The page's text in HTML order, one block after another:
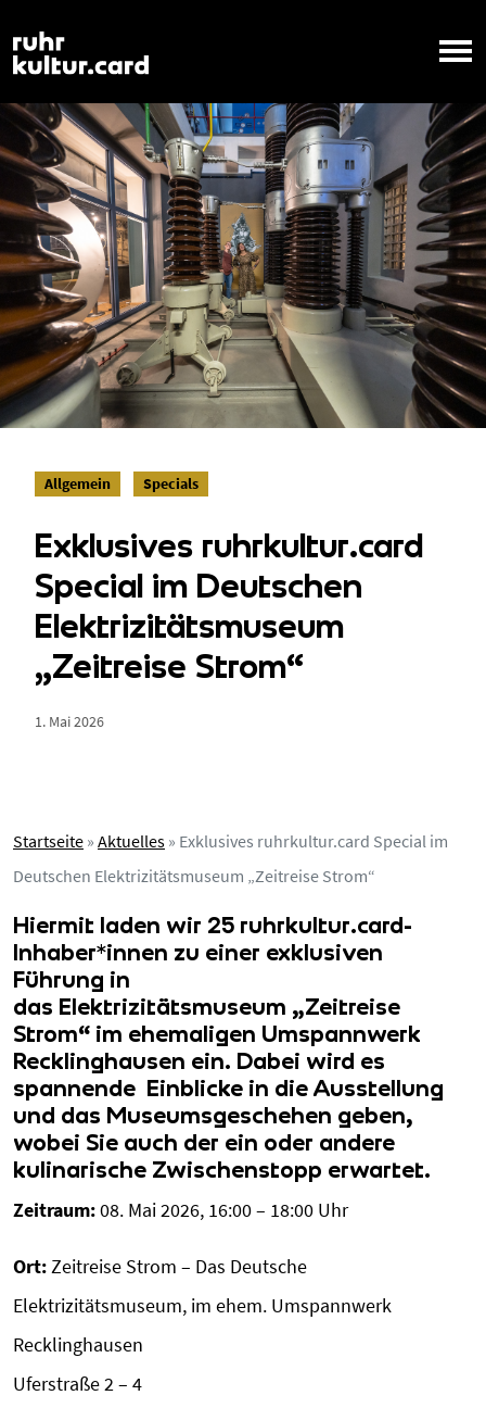
Allgemein Specials
Exklusives ruhrkultur.card
Special im Deutschen
Elektrizitätsmuseum
„Zeitreise Strom“
1. Mai 2026
Startseite » Aktuelles » Exklusives ruhrkultur.card Special im
Deutschen Elektrizitätsmuseum „Zeitreise Strom“
Hiermit laden wir 25 ruhrkultur.card-
Inhaber*innen zu einer exklusiven
Führung in
das Elektrizitätsmuseum „Zeitreise
Strom“ im ehemaligen Umspannwerk
Recklinghausen ein. Dabei wird es
spannende Einblicke in die Ausstellung
und das Museumsgeschehen geben,
wobei Sie auch der ein oder andere
kulinarische Zwischenstopp erwartet.
Zeitraum:08. Mai 2026, 16:00 – 18:00 Uhr
Ort:Zeitreise Strom – Das Deutsche
Elektrizitätsmuseum, im ehem. Umspannwerk
Recklinghausen
Uferstraße 2 – 4